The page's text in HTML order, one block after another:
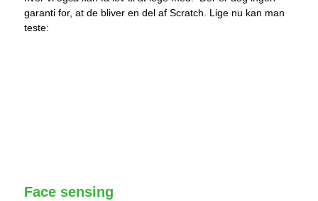
garanti for, at de bliver en del af Scratch. Lige nu kan man
teste:
Face sensing